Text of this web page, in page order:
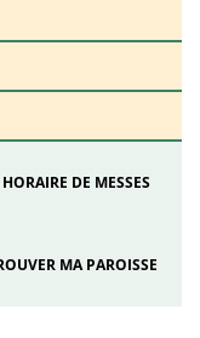
HORAIRE DE MESSES
MA PAROISSE